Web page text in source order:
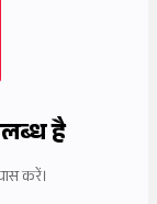
है
करें।